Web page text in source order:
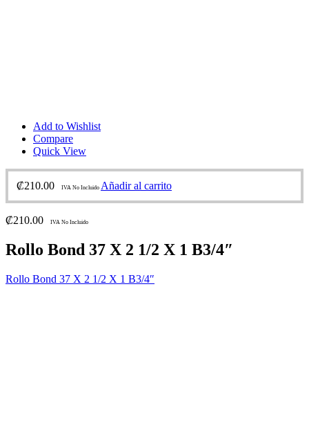
Add to Wishlist
Compare
Quick View
₡210.00 IVA No Incluido Añadir al carrito
₡210.00 IVA No Incluido
Rollo Bond 37 X 2 1/2 X 1 B3/4″
Rollo Bond 37 X 2 1/2 X 1 B3/4″